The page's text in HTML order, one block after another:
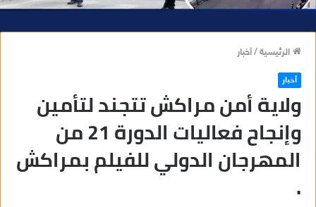
الرئيسية/أخبار
أخبار
ولاية أمن مراكش تتجند لتأمين
وإنجاح فعاليات الدورة 21 من
المهرجان الدولي للفيلم بمراكش
.